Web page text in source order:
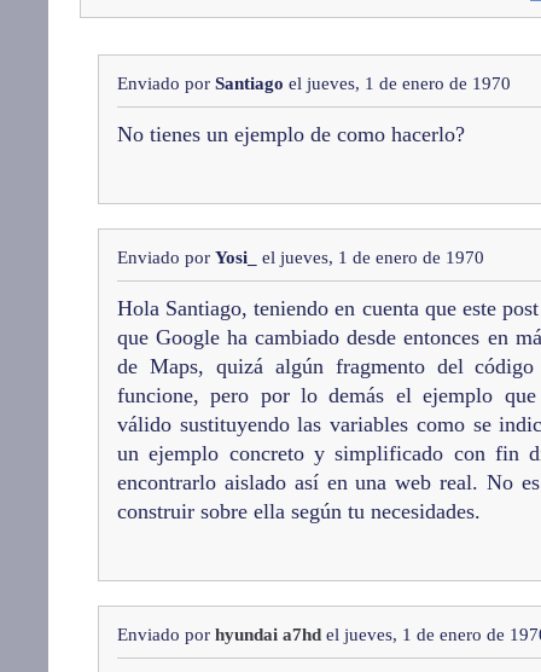
Enviado por Santiago el jueves, 1 de enero de 1970
No tienes un ejemplo de como hacerlo?
Enviado por Yosi_ el jueves, 1 de enero de 1970
Hola Santiago, teniendo en cuenta que este
que Google ha cambiado desde entonces en
de Maps, quizá algún fragmento del
funcione, pero por lo demás el ejemplo
válido sustituyendo las variables como se
un ejemplo concreto y simplificado con fin
encontrarlo aislado así en una web real. No
construir sobre ella según tu necesidades.
Enviado por hyundai a7hd el jueves, 1 de enero de